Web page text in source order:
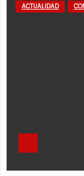
ACTUALIDAD